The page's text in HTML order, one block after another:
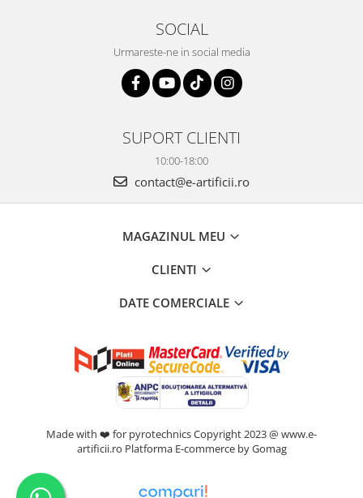
SOCIAL
Urmareste-ne in social media
SUPORT CLIENTI
10:00-18:00
contact@e-artificii.ro
MAGAZINUL MEU
CLIENTI
DATE COMERCIALE
Made with ❤️ for pyrotechnics Copyright 2023 @ www.e-
artificii.ro Platforma E-commerce by Gomag